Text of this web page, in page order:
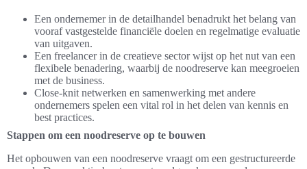
Een ondernemer in de detailhandel benadrukt het belang van
vooraf vastgestelde financiële doelen en regelmatige evaluatie
van uitgaven.
Een freelancer in de creatieve sector wijst op het nut van een
flexibele benadering, waarbij de noodreserve kan meegroeien
met de business.
Close-knit netwerken en samenwerking met andere
ondernemers spelen een vital rol in het delen van kennis en
best practices.
Stappen om een noodreserve op te bouwen
Het opbouwen van een noodreserve vraagt om een gestructureerde